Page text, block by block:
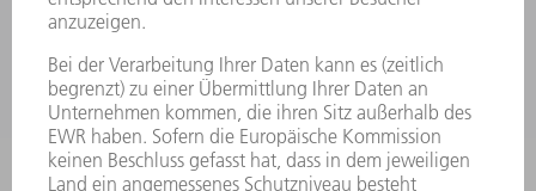
MASCHINEN & SYSTEME
LEISTUNGSELEKTRONIK
ELEKTROWERKZEUGE
SMART FACTORY
SOFTWARE
SERVICES
ANWENDUNGEN